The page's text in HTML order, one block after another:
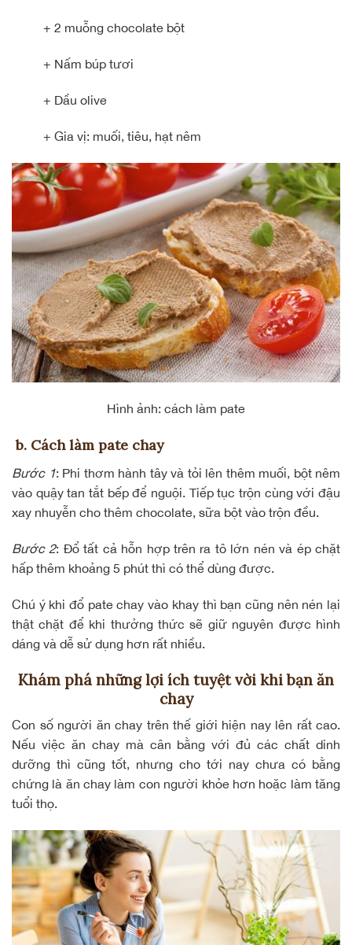
+ 2 muỗng chocolate bột
+ Nấm búp tươi
+ Dầu olive
+ Gia vị: muối, tiêu, hạt nêm
Hình ảnh: cách làm pate
b. Cách làm pate chay
Bước 1: Phi thơm hành tây và tỏi lên thêm muối, bột nêm
vào quậy tan tắt bếp để nguội. Tiếp tục trộn cùng với đậu
xay nhuyễn cho thêm chocolate, sữa bột vào trộn đều.
Bước 2: Đổ tất cả hỗn hợp trên ra tô lớn nén và ép chặt
hấp thêm khoảng 5 phút thì có thể dùng được.
Chú ý khi đổ pate chay vào khay thì bạn cũng nên nén lại
thật chặt để khi thưởng thức sẽ giữ nguyên được hình
dáng và dễ sử dụng hơn rất nhiều.
Khám phá những lợi ích tuyệt vời khi bạn ăn
chay
Con số người ăn chay trên thế giới hiện nay lên rất cao.
Nếu việc ăn chay mà cân bằng với đủ các chất dinh
dưỡng thì cũng tốt, nhưng cho tới nay chưa có bằng
chứng là ăn chay làm con người khỏe hơn hoặc làm tăng
tuổi thọ.